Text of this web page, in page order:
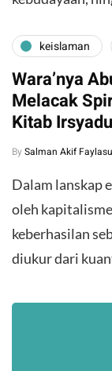
keislaman
Wara’nya
Melacak
Kitab
By Salman Akif
Dalam lanskap
oleh
keberhasilan
diukur dari